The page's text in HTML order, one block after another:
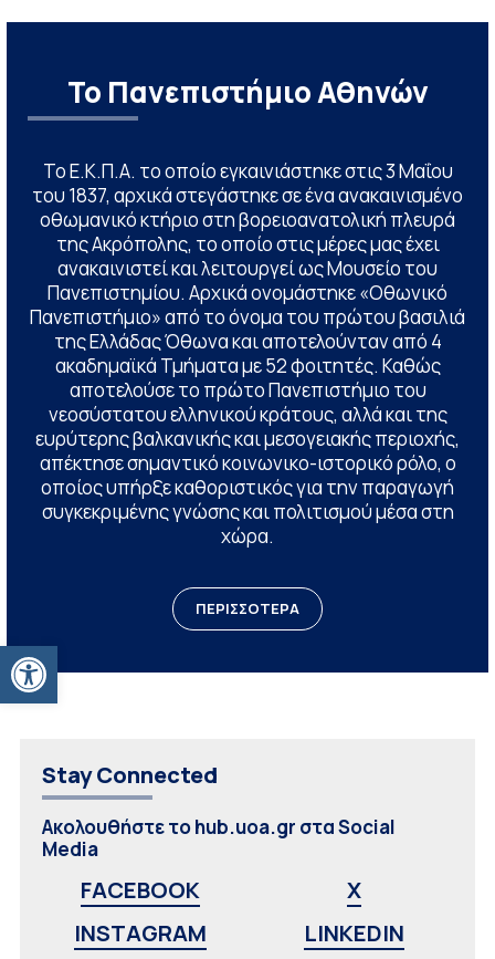
Ανοίξτε τη γραμμή εργαλείων
Το Πανεπιστήμιο Αθηνών
Το Ε.Κ.Π.Α. το οποίο εγκαινιάστηκε στις 3 Μαΐου
του 1837, αρχικά στεγάστηκε σε ένα ανακαινισμένο
οθωμανικό κτήριο στη βορειοανατολική πλευρά
της Ακρόπολης, το οποίο στις μέρες μας έχει
ανακαινιστεί και λειτουργεί ως Μουσείο του
Πανεπιστημίου. Αρχικά ονομάστηκε «Οθωνικό
Πανεπιστήμιο» από το όνομα του πρώτου βασιλιά
της Ελλάδας Όθωνα και αποτελούνταν από 4
ακαδημαϊκά Τμήματα με 52 φοιτητές. Καθώς
αποτελούσε το πρώτο Πανεπιστήμιο του
νεοσύστατου ελληνικού κράτους, αλλά και της
ευρύτερης βαλκανικής και μεσογειακής περιοχής,
απέκτησε σημαντικό κοινωνικο-ιστορικό ρόλο, ο
οποίος υπήρξε καθοριστικός για την παραγωγή
συγκεκριμένης γνώσης και πολιτισμού μέσα στη
χώρα.
ΠΕΡΙΣΣΟΤΕΡΑ
Stay Connected
Ακολουθήστε το hub.uoa.gr στα Social
Media
FACEBOOK
X
INSTAGRAM
LINKEDIN